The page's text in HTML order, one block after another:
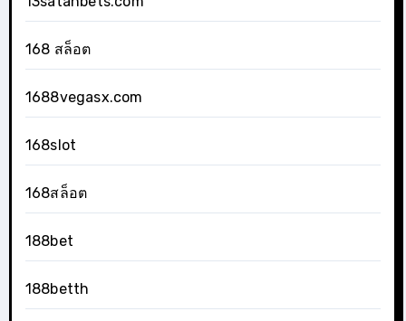
168 สล็อต
1688vegasx.com
168slot
168สล็อต
188bet
188betth